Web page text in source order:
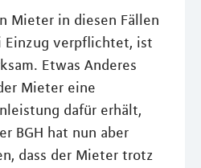
Mieter in diesen Fällen
Einzug verpflichtet, ist
Etwas Anderes
Mieter eine
dafür erhält,
BGH hat nun aber
dass der Mieter trotz